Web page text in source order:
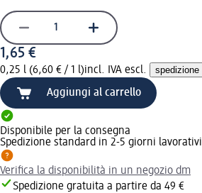
1,65 €
0,25 l (6,60 € / 1 l)incl. IVA escl. spedizione
Aggiungi al carrello
Disponibile per la consegna
Spedizione standard in 2-5 giorni lavorativi
Verifica la disponibilità in un negozio dm
Spedizione gratuita a partire da 49 €